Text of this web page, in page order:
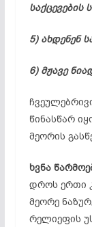
საქცევების
5) ახდენენ
6) მჟავე
წინასწარ
მეორის
ხვნა
დროს ერთი
მეორე
რელიეფის